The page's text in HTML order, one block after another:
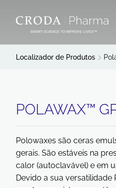
PARA
CONTEÚDO
PARA
MENU
SMART SCIENCE TO IMPROVE LIVES™
Localizador de Produtos
POLAWAX™
Polowaxes são ceras
gerais. São estáveis na
calor (autoclavável) e em
Devido a sua